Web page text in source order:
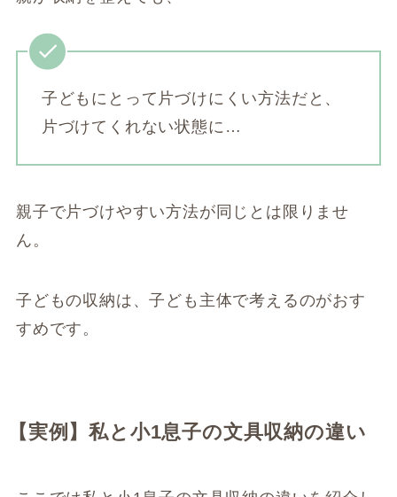
子どもにとって片づけにくい方法だと、
片づけてくれない状態に…
親子で片づけやすい方法が同じとは限りませ
ん。
子どもの収納は、子ども主体で考えるのがおす
すめです。
【実例】私と小1息子の文具収納の違い